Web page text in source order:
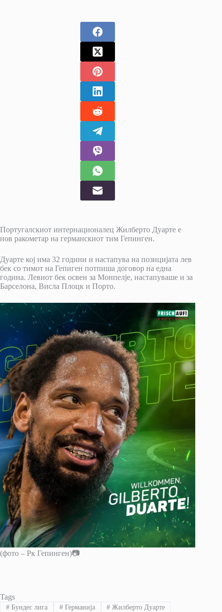
Португалскиот интернационалец Жилберто Дуарте е
нов ракометар на германскиот тим Гепинген.
Дуарте кој има 32 години и настапува на позицијата лев
бек со тимот на Гепиген потпиша договор на една
година. Левиот бек освен за Монпелје, настапуваше и за
Барселона, Висла Плоцк и Порто.
(фото – Рк Гепинген)📷
Tags
#Бундес лига #Германија # Жилберто Дуарте